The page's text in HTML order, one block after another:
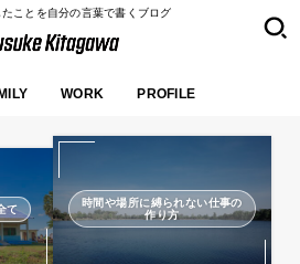
ことを自分の言葉で書くブログ
WORK PROFILE
て
時間や場所に縛られない仕事の
作り方